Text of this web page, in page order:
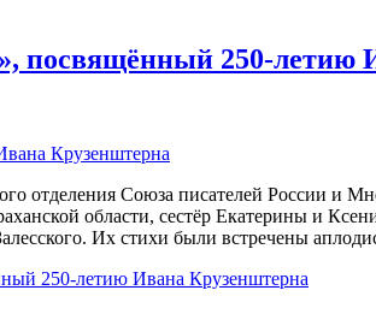
посвящённый 250-летию
отделения Союза писателей России и
области, сестёр Екатерины и
Их стихи были встречены
250-летию Ивана Крузенштерна